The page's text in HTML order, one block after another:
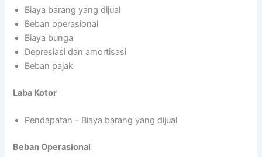
Biaya barang yang dijual
Beban operasional
Biaya bunga
Depresiasi dan amortisasi
Beban pajak
Laba Kotor
Pendapatan – Biaya barang yang dijual
Beban Operasional